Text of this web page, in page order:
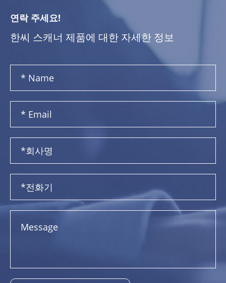
연락 주세요!
한씨 스캐너 제품에 대한 자세한 정보